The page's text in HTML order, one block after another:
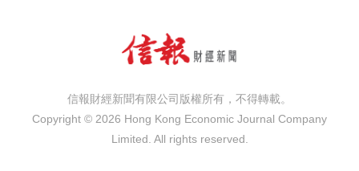
信報財經新聞有限公司版權所有，不得轉載。
Copyright © 2026 Hong Kong Economic Journal Company
Limited. All rights reserved.